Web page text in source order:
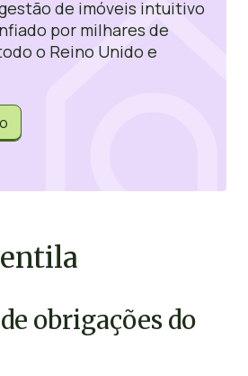
de imóveis intuitivo
por milhares de
o Reino Unido e
obrigações do